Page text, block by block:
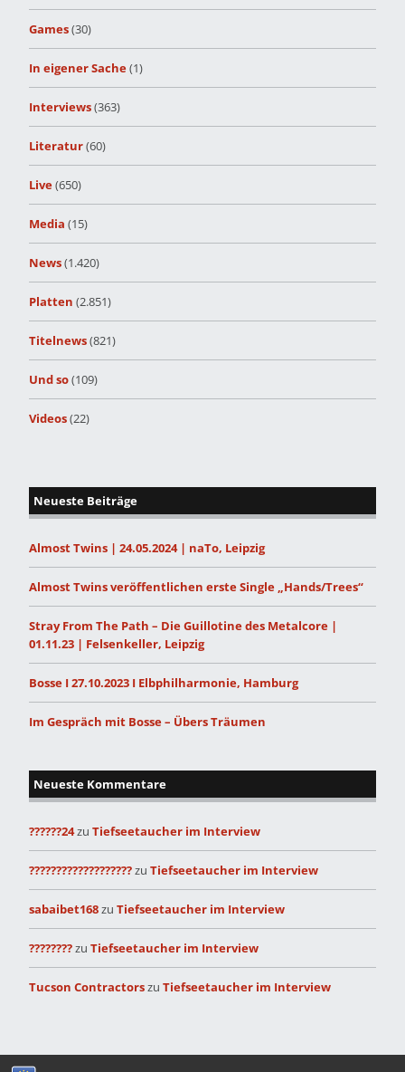
Games(30)
In eigener Sache(1)
Interviews(363)
Literatur(60)
Live(650)
Media (15)
News(1.420)
Platten (2.851)
Titelnews(821)
Und so(109)
Videos(22)
Neueste Beiträge
Almost Twins | 24.05.2024 | naTo, Leipzig
Almost Twins veröffentlichen erste Single „Hands/Trees“
Stray From The Path – Die Guillotine des Metalcore |
01.11.23 | Felsenkeller, Leipzig
Bosse I 27.10.2023 I Elbphilharmonie, Hamburg
Im Gespräch mit Bosse – Übers Träumen
Neueste Kommentare
??????24zu Tiefseetaucher im Interview
???????????????????zu Tiefseetaucher im Interview
sabaibet168zu Tiefseetaucher im Interview
????????zu Tiefseetaucher im Interview
Tucson Contractorszu Tiefseetaucher im Interview